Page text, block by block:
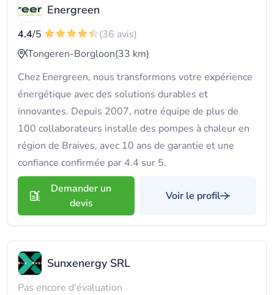
Energreen
4.4/5
(36 avis)
Tongeren-Borgloon(33 km)
Chez Energreen, nous transformons votre expérience
énergétique avec des solutions durables et
innovantes. Depuis 2007, notre équipe de plus de
100 collaborateurs installe des pompes à chaleur en
région de Braives, avec 10 ans de garantie et une
confiance confirmée par 4.4 sur 5.
Demander un
devis
Voir le profil
Sunxenergy SRL
Pas encore d'évaluation